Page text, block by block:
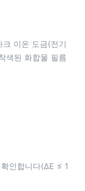
이온 도금(전기
색된 화합물 필름
인합니다(ΔE ≤ 1